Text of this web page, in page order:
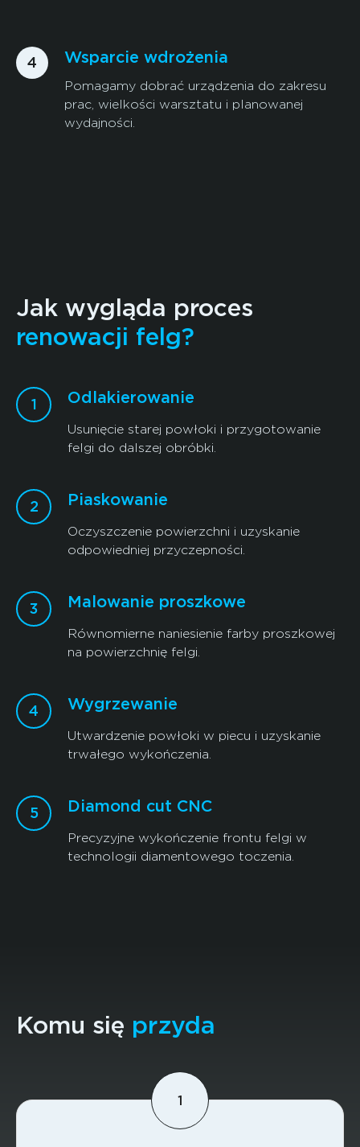
Wsparcie wdrożenia
Pomagamy dobrać urządzenia do zakresu
prac, wielkości warsztatu i planowanej
wydajności.
Jak wygląda proces
renowacji felg?
Odlakierowanie
Usunięcie starej powłoki i przygotowanie
felgi do dalszej obróbki.
Piaskowanie
Oczyszczenie powierzchni i uzyskanie
odpowiedniej przyczepności.
Malowanie proszkowe
Równomierne naniesienie farby proszkowej
na powierzchnię felgi.
Wygrzewanie
Utwardzenie powłoki w piecu i uzyskanie
trwałego wykończenia.
Diamond cut CNC
Precyzyjne wykończenie frontu felgi w
technologii diamentowego toczenia.
Komu się przyda